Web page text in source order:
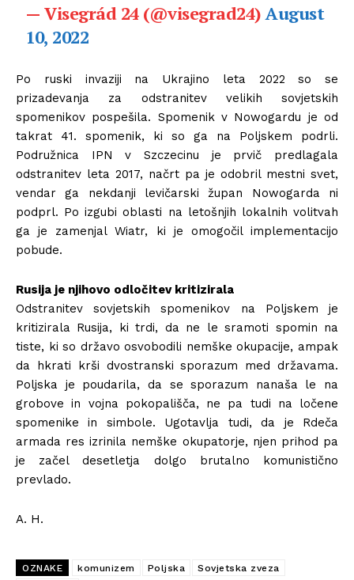
— Visegrád 24 (@visegrad24)August
10, 2022
Po ruski invaziji na Ukrajino leta 2022 so se
prizadevanja za odstranitev velikih sovjetskih
spomenikov pospešila. Spomenik v Nowogardu je od
takrat 41. spomenik, ki so ga na Poljskem podrli.
Podružnica IPN v Szczecinu je prvič predlagala
odstranitev leta 2017, načrt pa je odobril mestni svet,
vendar ga nekdanji levičarski župan Nowogarda ni
podprl. Po izgubi oblasti na letošnjih lokalnih volitvah
ga je zamenjal Wiatr, ki je omogočil implementacijo
pobude.
Rusija je njihovo odločitev kritizirala
Odstranitev sovjetskih spomenikov na Poljskem je
kritizirala Rusija, ki trdi, da ne le sramoti spomin na
tiste, ki so državo osvobodili nemške okupacije, ampak
da hkrati krši dvostranski sporazum med državama.
Poljska je poudarila, da se sporazum nanaša le na
grobove in vojna pokopališča, ne pa tudi na ločene
spomenike in simbole. Ugotavlja tudi, da je Rdeča
armada res izrinila nemške okupatorje, njen prihod pa
je začel desetletja dolgo brutalno komunistično
prevlado.
A. H.
OZNAKE komunizem Poljska
Sovjetska zveza